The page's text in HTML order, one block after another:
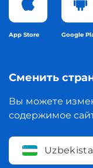
App Store Google
Сменить
Вы можете
содержимое